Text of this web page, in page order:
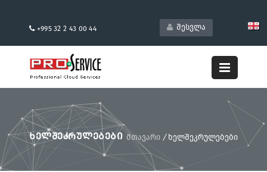
შესვლა
+995 32 2 43 00 44
ᲮᲔᲚᲨᲔᲙᲠᲣᲚᲔᲑᲔᲑᲘ მთავარი / ხელშეკრულებები